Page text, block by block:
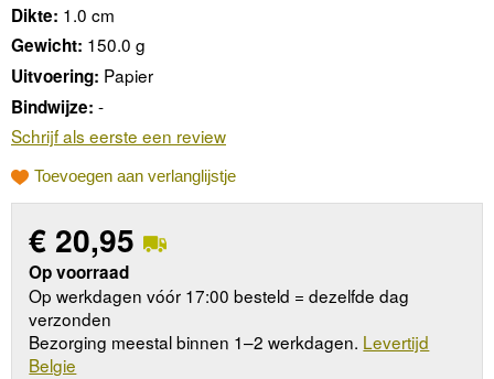
Dikte: 1.0 cm
Gewicht: 150.0 g
Uitvoering: Papier
Bindwijze: -
Schrijf als eerste een review
Toevoegen aan verlanglijstje
€ 20,95
Op voorraad
Op werkdagen vóór 17:00 besteld = dezelfde dag
verzonden
Bezorging meestal binnen 1–2 werkdagen. Levertijd
Belgie